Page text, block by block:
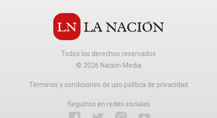
Todos los derechos reservados
© 2026 Nación Media
Términos y condiciones de uso política de privacidad
Seguínos en redes sociales